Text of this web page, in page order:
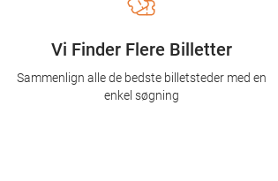
Vi Finder Flere Billetter
Sammenlign alle de bedste billetsteder med en
enkel søgning